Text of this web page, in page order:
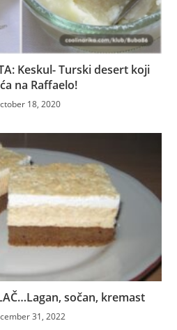
Keskul- Turski desert koji
na Raffaelo!
18, 2020
sočan, kremast
31, 2022